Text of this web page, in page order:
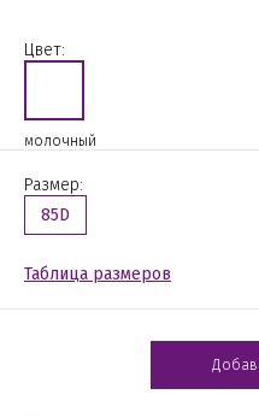
Цвет:
молочный
Размер:
85D
Таблица размеров